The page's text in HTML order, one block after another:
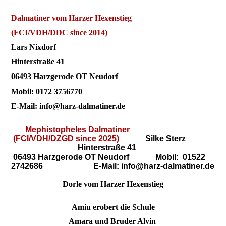
Dalmatiner vom Harzer Hexenstieg
(FCI/VDH/DDC since 2014)
Lars Nixdorf
Hinterstraße 41
06493 Harzgerode OT Neudorf
Mobil: 0172 3756770
E-Mail: info@harz-dalmatiner.de
Mephistopheles Dalmatiner
(FCI/VDH/DZGD since 2025) Silke Sterz
Hinterstraße 41
06493 Harzgerode OT Neudorf
Mobil: 01522
2742686
E-Mail: info@harz-dalmatiner.de
Dorle vom Harzer Hexenstieg
Amiu erobert die Schule
Amara und Bruder Alvin